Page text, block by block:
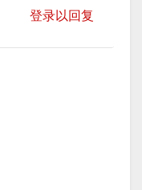
登录以回复